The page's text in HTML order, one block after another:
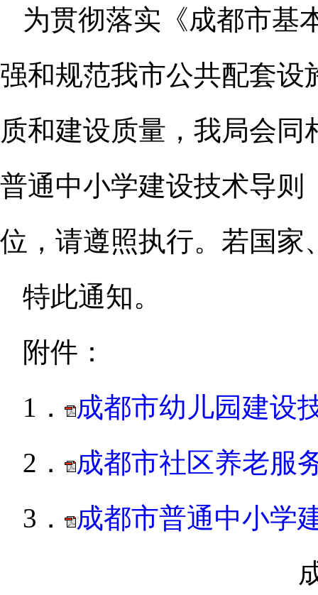
为贯彻落实《成都市基
强和规范我市公共配套设
质和建设质量，我局会
普通中小学建设技术导则
位， 请遵照执行。 若国家
特此通知。
附件：
1 ．
成都市幼儿园建设
2 ．
成都市社区养老服
3 ．
成都市普通中小学